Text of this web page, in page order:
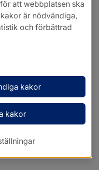
att webbplatsen ska
är nödvändiga,
och förbättrad
kakor
kakor